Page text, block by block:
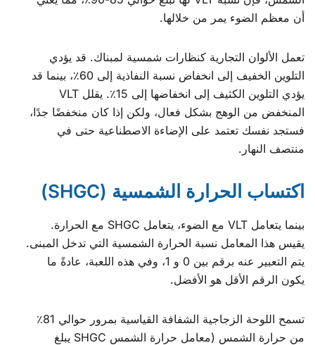
أن معظم الضوء يمر من خلالها.
تعمل الألوان التجارية كنظارات شمسية لمبناك. قد يؤدي
التلوين الخفيف إلى انخفاض نسبة النفاذية إلى 60٪، بينما قد
يؤدي التلوين الكثيف إلى انخفاضها إلى 15٪. يقلل VLT
المنخفض من الوهج بشكل فعال، ولكن إذا كان منخفضًا جدًا،
فستجد نفسك تعتمد على الإضاءة الاصطناعية حتى في
منتصف النهار.
اكتساب الحرارة الشمسية (SHGC)
بينما يتعامل VLT مع الضوء، يتعامل SHGC مع الحرارة.
يقيس هذا المعامل نسبة الحرارة الشمسية التي تدخل المبنى.
يتم التعبير عنه برقم بين 0 و 1، وفي هذه اللعبة، عادةً ما
يكون الرقم الأقل هو الأفضل.
تسمح اللوحة الزجاجية الشفافة القياسية بمرور حوالي 81٪
من حرارة الشمس (معامل حرارة الشمس SHGC يبلغ